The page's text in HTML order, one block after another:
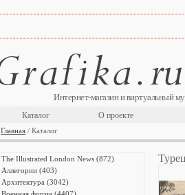
Интернет-магазин и виртуальный
Каталог О проекте
Главная / Каталог
The Illustrated London News (872)
Аллегории (403)
Архитектура (3042)